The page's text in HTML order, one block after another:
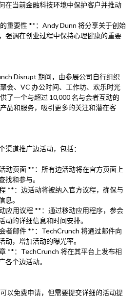
在当前金融科技环境中保护客户并推动
重要性 **：Andy Dunn 将分享关于创始
强调在创业过程中保持心理健康的重要
Disrupt 期间，由参展公司自行组织
会、VC 办公时间、工作坊、欢乐时光
了一个与超过 10,000 名与会者互动的
品和服务，吸引更多的关注和潜在客
渠道推广边活动，包括：
动页面 **：所有边活动将在官方页面上
找和参与。
**：边活动将被纳入官方议程，确保与
息。
应用议程 **：通过移动应用程序，参会
动的详细信息和时间安排。
者邮件 **：TechCrunch 将通过邮件向
动，增加活动的曝光率。
**：TechCrunch 将在其平台上发布相
各个边活动。
以免费申请，但需要提交详细的活动提